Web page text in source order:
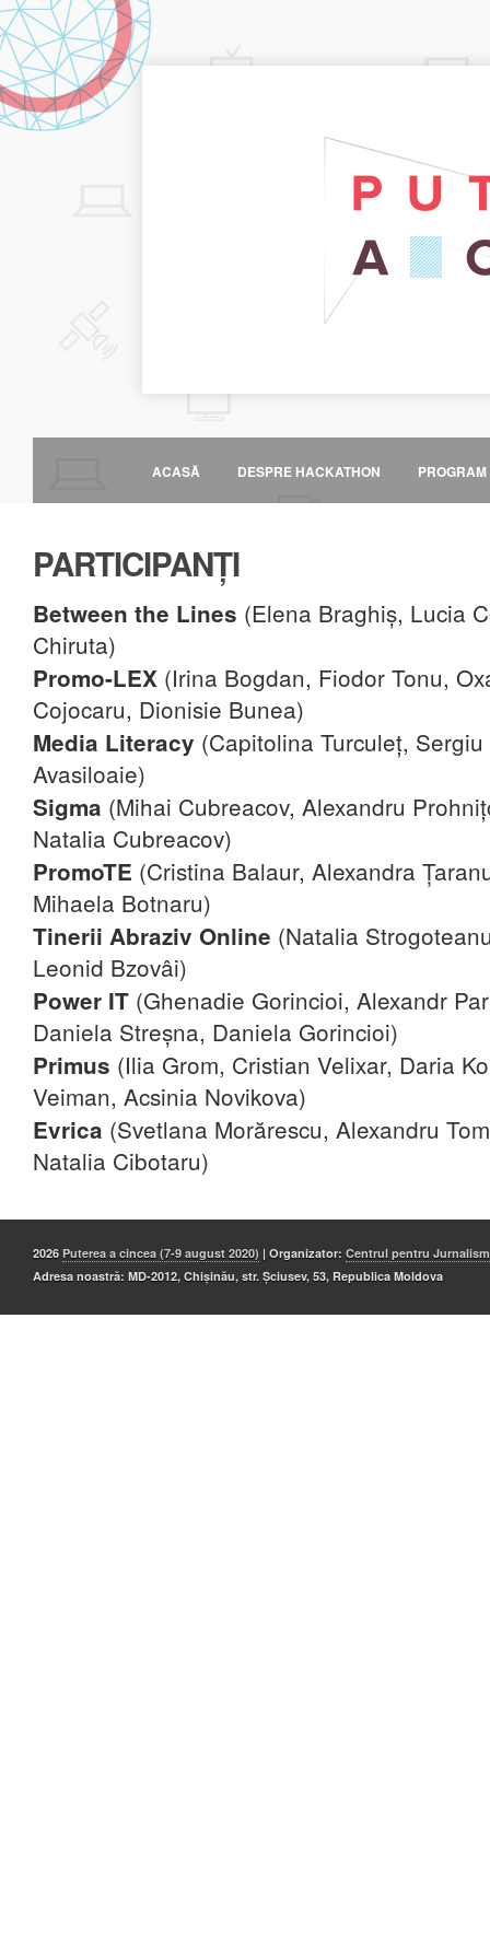
ACASĂ DESPRE HACKATHON PROGRAM
PARTICIPANȚI
Between the Lines (Elena Braghiș, Lucia
Chiruta)
Promo-LEX (Irina Bogdan, Fiodor Tonu,
Cojocaru, Dionisie Bunea)
Media Literacy (Capitolina Turculeț,
Avasiloaie)
Sigma (Mihai Cubreacov, Alexandru
Natalia Cubreacov)
PromoTE (Cristina Balaur, Alexandra
Mihaela Botnaru)
Tinerii Abraziv Online (Natalia
Leonid Bzovâi)
Power IT (Ghenadie Gorincioi, Alexandr
Daniela Streșna, Daniela Gorincioi)
Primus (Ilia Grom, Cristian Velixar, Daria
Veiman, Acsinia Novikova)
Evrica (Svetlana Morărescu, Alexandru
Natalia Cibotaru)
2026 Puterea a cincea (7-9 august 2020) | Organizator: Centrul pentru
Adresa noastră: MD-2012, Chișinău, str. Șciusev, 53, Republica Moldova